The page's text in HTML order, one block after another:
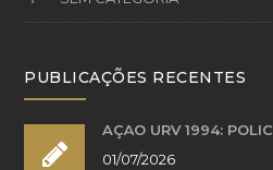
PUBLICAÇÕES RECENTES
AÇÃO URV 1994:
01/07/2026